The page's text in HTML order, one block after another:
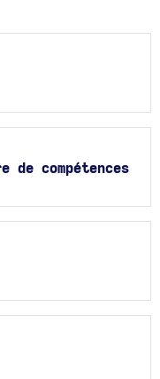
de compétences